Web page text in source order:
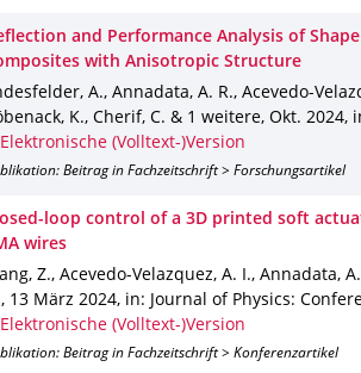
and Performance Analysis of
with Anisotropic Structure
A., Annadata, A. R., Acevedo-
K., Cherif, C. & 1 weitere, Okt. 2024,
Elektronische (Volltext-)Version
Beitrag in Fachzeitschrift > Forschungsartikel
loop control of a 3D printed soft
wires
Z., Acevedo-Velazquez, A. I., Annadata,
, 13 März 2024, in: Journal of Physics:
Elektronische (Volltext-)Version
Beitrag in Fachzeitschrift > Konferenzartikel